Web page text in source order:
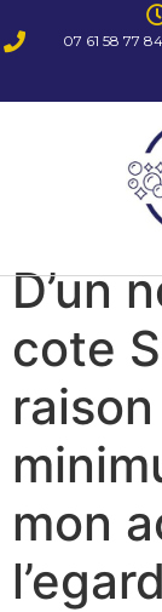
07 61 58 77
D’un
cote
mon